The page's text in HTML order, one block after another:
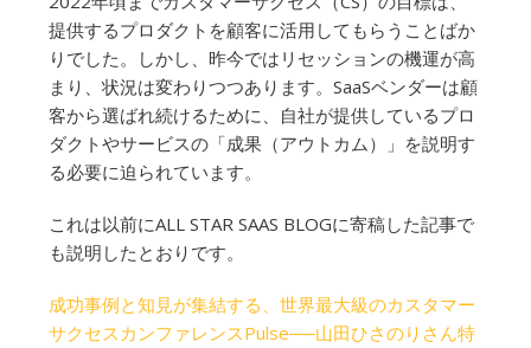
提供するプロダクトを顧客に活用してもらうことばか
りでした。しかし、昨今ではリセッションの機運が高
まり、状況は変わりつつあります。SaaSベンダーは顧
客から選ばれ続けるために、自社が提供しているプロ
ダクトやサービスの「成果（アウトカム）」を説明す
る必要に迫られています。
これは以前にALL STAR SAAS BLOGに寄稿した記事で
も説明したとおりです。
成功事例と知見が集結する、世界最大級のカスタマー
サクセスカンファレンスPulse──山田ひさのりさん特